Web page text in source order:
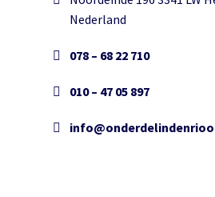
Nederland
078 – 68 22 710
010 – 47 05 897